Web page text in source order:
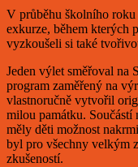
V průběhu školního
exkurze, během kterých
vyzkoušeli si také
Jeden výlet směřoval na
program zaměřený na
vlastnoručně vytvořil
milou památku.
měly děti možnost
byl pro všechny velkým
zkušeností.